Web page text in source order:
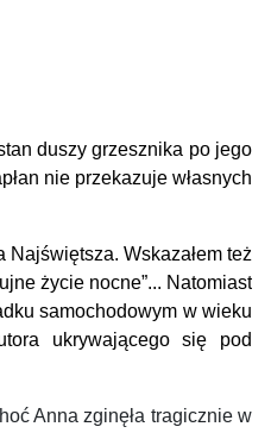
duszy grzesznika po jego
nie przekazuje własnych
Wskazałem też
życie nocne”... Natomiast
samochodowym w wieku
ukrywającego się pod
Anna zginęła tragicznie w